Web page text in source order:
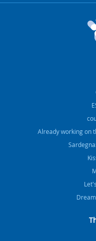
Already working on